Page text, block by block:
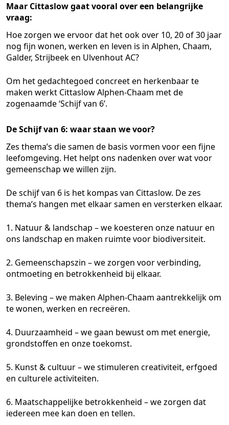
Maar Cittaslow gaat vooral over een belangrijke
vraag:
Hoe zorgen we ervoor dat het ook over 10, 20 of 30 jaar
nog fijn wonen, werken en leven is in Alphen, Chaam,
Galder, Strijbeek en Ulvenhout AC?
Om het gedachtegoed concreet en herkenbaar te
maken werkt Cittaslow Alphen-Chaam met de
zogenaamde ‘Schijf van 6’.
De Schijf van 6: waar staan we voor?
Zes thema’s die samen de basis vormen voor een fijne
leefomgeving. Het helpt ons nadenken over wat voor
gemeenschap we willen zijn.
De schijf van 6 is het kompas van Cittaslow. De zes
thema’s hangen met elkaar samen en versterken elkaar.
1. Natuur & landschap – we koesteren onze natuur en
ons landschap en maken ruimte voor biodiversiteit.
2. Gemeenschapszin – we zorgen voor verbinding,
ontmoeting en betrokkenheid bij elkaar.
3. Beleving – we maken Alphen-Chaam aantrekkelijk om
te wonen, werken en recreëren.
4. Duurzaamheid – we gaan bewust om met energie,
grondstoffen en onze toekomst.
5. Kunst & cultuur – we stimuleren creativiteit, erfgoed
en culturele activiteiten.
6. Maatschappelijke betrokkenheid – we zorgen dat
iedereen mee kan doen en tellen.